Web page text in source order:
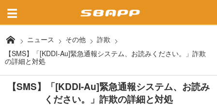
ニュース その他
詐欺
【SMS】「[KDDI-Au]緊急通報システム、お読みください。」詐欺
の詳細と対処
【SMS】「[KDDI-Au]緊急通報システム、お読み
ください。」詐欺の詳細と対処